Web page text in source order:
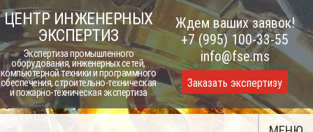
Skip
to
content
ЦЕНТР ИНЖЕНЕРНЫХ
ЭКСПЕРТИЗ
Экспертиза промышленного
оборудования, инженерных сетей,
компьютерной техники и программного
обеспечения, строительно-техническая
и пожарно-техническая экспертиза
Ждем ваших заявок!
+7 (995) 100-33-55
info@fse.ms
Заказать экспертизу